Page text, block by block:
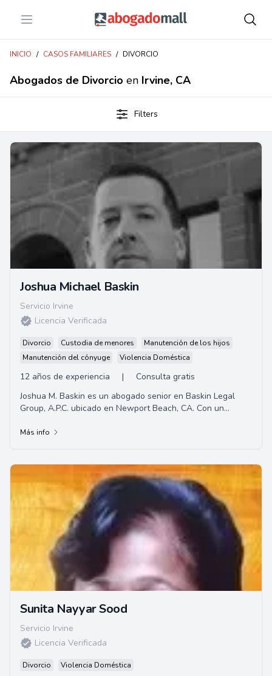
Open menu Abogadomall
INICIO / CASOS FAMILIARES / DIVORCIO
Abogados de Divorcio en Irvine, CA
Filters
Joshua Michael Baskin
Servicio Irvine
Licencia Verificada
Divorcio Custodia de menores
Manutención de los hijos
Manutención del cónyuge
Violencia Doméstica
12 años de experiencia |
Consulta gratis
Joshua M. Baskin es un abogado senior en Baskin Legal
Group, A.P.C. ubicado en Newport Beach, CA. Con un
Más info
Sunita Nayyar Sood
Servicio Irvine
Licencia Verificada
Divorcio Violencia Doméstica